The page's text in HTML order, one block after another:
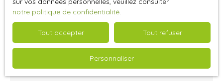
€ /mois HT HC
notre politique de confidentialité.
Tout accepter Tout refuser
Personnaliser